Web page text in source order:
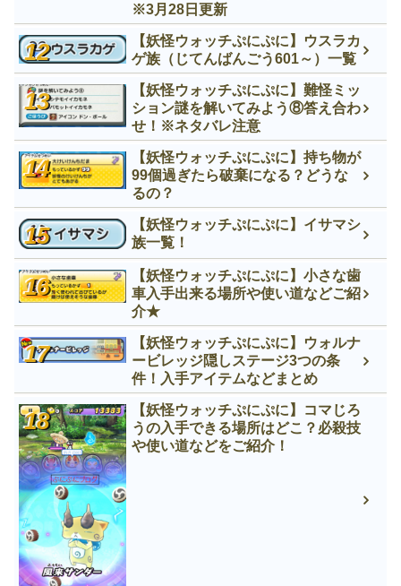
※3月28日更新
【妖怪ウォッチぷにぷに】ウスラカ
ゲ族（じてんばんごう601～）一覧
【妖怪ウォッチぷにぷに】難怪ミッ
ション謎を解いてみよう⑧答え合わ
せ！※ネタバレ注意
【妖怪ウォッチぷにぷに】持ち物が
99個過ぎたら破棄になる？どうな
るの？
【妖怪ウォッチぷにぷに】イサマシ
族一覧！
【妖怪ウォッチぷにぷに】小さな歯
車入手出来る場所や使い道などご紹
介★
【妖怪ウォッチぷにぷに】ウォルナ
ービレッジ隠しステージ3つの条
件！入手アイテムなどまとめ
【妖怪ウォッチぷにぷに】コマじろ
うの入手できる場所はどこ？必殺技
や使い道などをご紹介！